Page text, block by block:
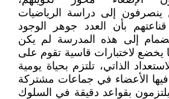
ينصرفون إلى دراسة الرياضيات
بأن العدد جوهر الوجود
إلى هذه المدرسة لم يكن
يخضع لاختبارات قاسية تقوم على
الذاتي، تلتزم بحياة يومية
الأعضاء في جماعات مشتركة
بقواعد دقيقة في السلوك